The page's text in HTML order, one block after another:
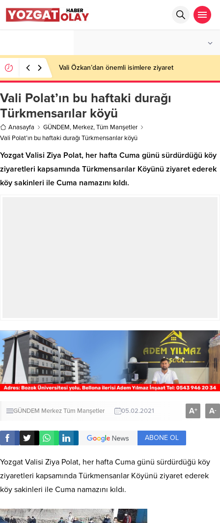
Vali Özkan’dan önemli isimlere ziyaret
Vali Polat’ın bu haftaki durağı
Türkmensarılar köyü
Anasayfa GÜNDEM, Merkez,Tüm Manşetler
Vali Polat’ın bu haftaki durağı Türkmensarılar köyü
Yozgat Valisi Ziya Polat, her hafta Cuma günü sürdürdüğü köy
ziyaretleri kapsamında Türkmensarılar Köyünü ziyaret ederek
köy sakinleri ile Cuma namazını kıldı.
GÜNDEM MerkezTüm Manşetler 05.02.2021 A+ A-
ABONE OL
Yozgat Valisi Ziya Polat, her hafta Cuma günü sürdürdüğü köy
ziyaretleri kapsamında Türkmensarılar Köyünü ziyaret ederek
köy sakinleri ile Cuma namazını kıldı.